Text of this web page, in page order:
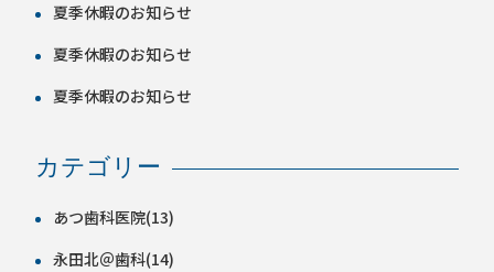
夏季休暇のお知らせ
夏季休暇のお知らせ
夏季休暇のお知らせ
カテゴリー
あつ歯科医院(13)
永田北＠歯科(14)